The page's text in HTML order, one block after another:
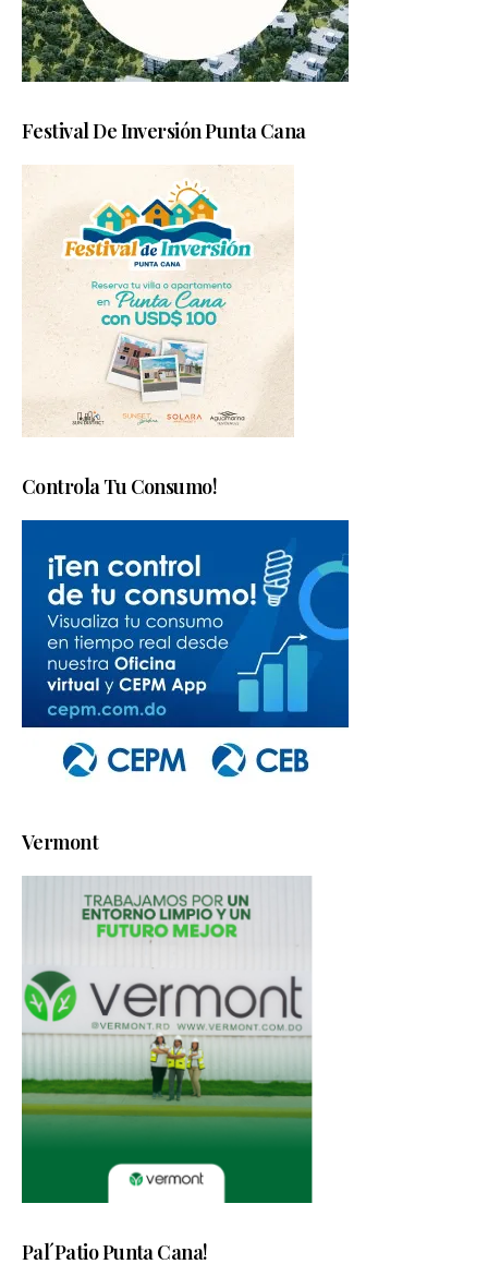
Festival De Inversión Punta Cana
Controla Tu Consumo!
Vermont
Pal´Patio Punta Cana!